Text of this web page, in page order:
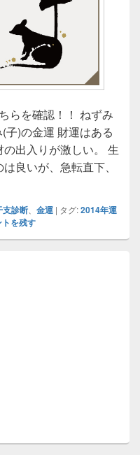
らを確認！！ ねずみ
子)の金運 財運はある
出入りが激しい。 生
良いが、急転直下、
(子)の金運／干支別2014
支診断 金運 | タグ:2014年運
トを残す